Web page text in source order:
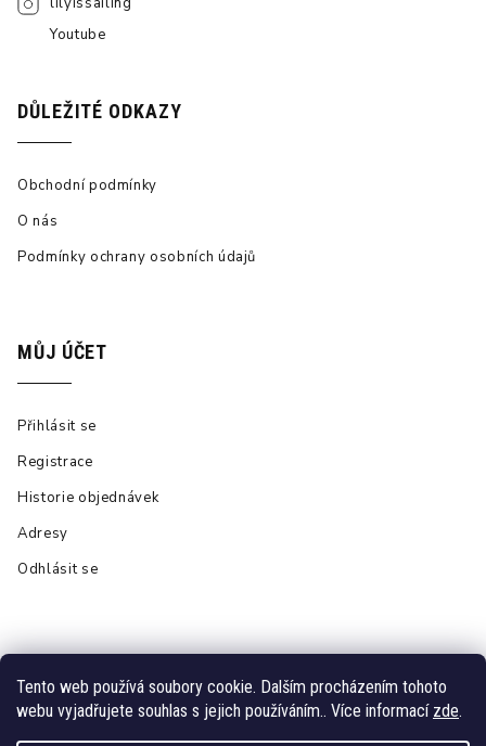
Tento web používá soubory cookie. Dalším procházením tohoto
webu vyjadřujete souhlas s jejich používáním.. Více informací zde.
Youtube
DŮLEŽITÉ ODKAZY
Obchodní podmínky
O nás
Podmínky ochrany osobních údajů
MŮJ ÚČET
Přihlásit se
Registrace
Historie objednávek
Adresy
Odhlásit se
Vytvořil Shoptet